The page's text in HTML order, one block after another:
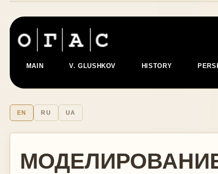
MAIN V. GLUSHKOV HISTORY
EN RU UA